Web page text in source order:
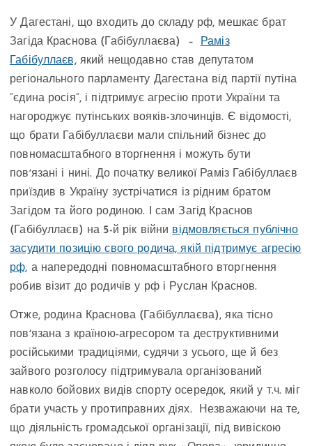
У Дагестані, що входить до складу рф, мешкає брат
Загіда Краснова (Габібуллаєва) –
Раміз
Габібуллаєв,який нещодавно став депутатом
регіонального парламенту Дагестана від партії путіна
“єдина росія”, і підтримує агресію проти України та
нагороджує путінських вояків-злочинців. Є відомості,
що брати Габібуллаєви мали спільний бізнес до
повномасштабного вторгнення і можуть бути
повʼязані і нині. До початку великої Раміз Габібуллаєв
приїздив в Україну зустрічатися із рідним братом
Загідом та його родиною. І сам Загід Краснов
(Габібуллаєв) на 5-й рік війни відмовляється публічно
засудити позицію свого родича, якій підтримує агресію
рф, а напередодні повномасштабного вторгнення
робив візит до родичів у рф і Руслан Краснов.
Отже, родина Краснова (Габібуллаєва), яка тісно
повʼязана з країною-агресором та деструктивними
російськими традиціями, судячи з усього, ще й без
зайвого розголосу підтримувала організований
навколо бойових видів спорту осередок, який у т.ч. міг
брати участь у протиправних діях. Незважаючи на те,
що діяльність громадської організації, під вивіскою